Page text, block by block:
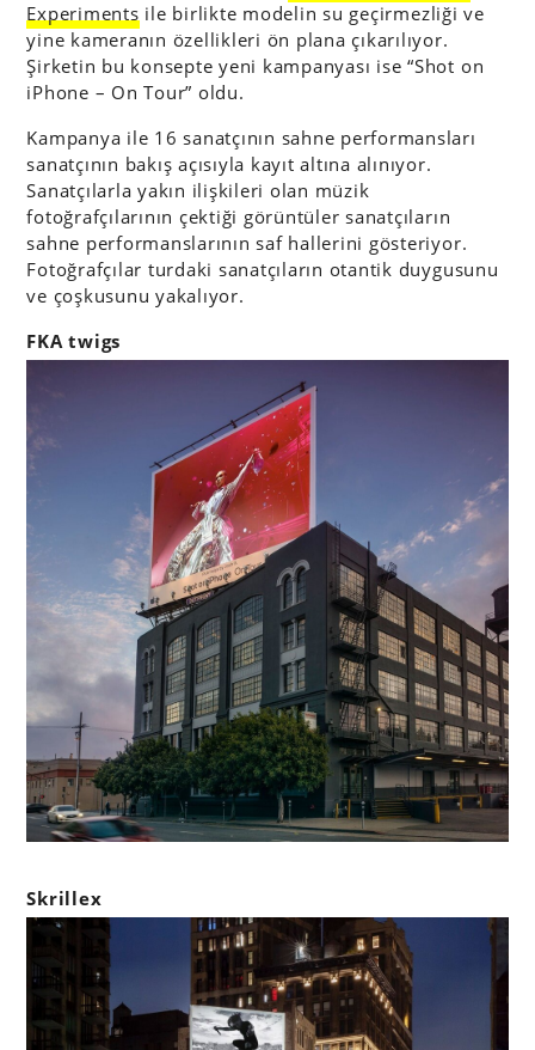
Experiments ile birlikte modelin su geçirmezliği ve
yine kameranın özellikleri ön plana çıkarılıyor.
Şirketin bu konsepte yeni kampanyası ise “Shot on
iPhone – On Tour” oldu.
Kampanya ile 16 sanatçının sahne performansları
sanatçının bakış açısıyla kayıt altına alınıyor.
Sanatçılarla yakın ilişkileri olan müzik
fotoğrafçılarının çektiği görüntüler sanatçıların
sahne performanslarının saf hallerini gösteriyor.
Fotoğrafçılar turdaki sanatçıların otantik duygusunu
ve çoşkusunu yakalıyor.
FKA twigs
Skrillex